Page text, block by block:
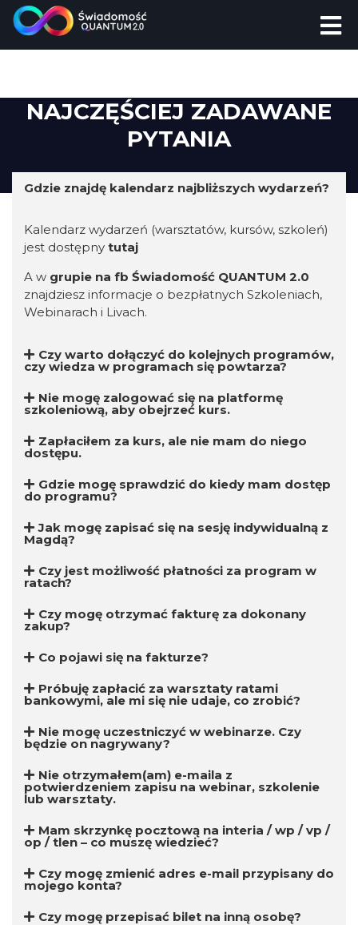
NAJCZĘŚCIEJ ZADAWANE
PYTANIA
Gdzie znajdę kalendarz najbliższych wydarzeń?
Kalendarz wydarzeń (warsztatów, kursów, szkoleń)
jest dostępny tutaj
A w grupie na fb Świadomość QUANTUM 2.0
znajdziesz informacje o bezpłatnych Szkoleniach,
Webinarach i Livach.
Czy warto dołączyć do kolejnych programów,
czy wiedza w programach się powtarza?
Nie mogę zalogować się na platformę
szkoleniową, aby obejrzeć kurs.
Zapłaciłem za kurs, ale nie mam do niego
dostępu.
Gdzie mogę sprawdzić do kiedy mam dostęp
do programu?
Jak mogę zapisać się na sesję indywidualną z
Magdą?
Czy jest możliwość płatności za program w
ratach?
Czy mogę otrzymać fakturę za dokonany
zakup?
Co pojawi się na fakturze?
Próbuję zapłacić za warsztaty ratami
bankowymi, ale mi się nie udaje, co zrobić?
Nie mogę uczestniczyć w webinarze. Czy
będzie on nagrywany?
Nie otrzymałem(am) e-maila z
potwierdzeniem zapisu na webinar, szkolenie
lub warsztaty.
Mam skrzynkę pocztową na interia / wp / vp /
op / tlen – co muszę wiedzieć?
Czy mogę zmienić adres e-mail przypisany do
mojego konta?
Czy mogę przepisać bilet na inną osobę?